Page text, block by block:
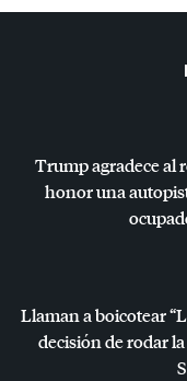
Trump agradece al
honor una
Llaman a boicotear
decisión de rodar